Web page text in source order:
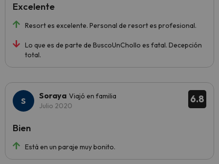
Resort es excelente. Personal de resort es profesional.
Lo que es de parte de BuscoUnChollo es fatal. Decepción
total.
Excelente
6.8
Soraya Viajó en familia
Julio 2020
Está en un paraje muy bonito.
Bien